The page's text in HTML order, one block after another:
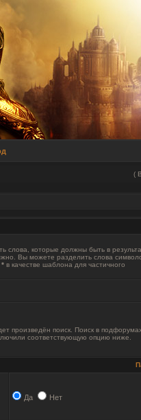
(
слова, которые должны быть в
Вы можете разделить слова
* в качестве шаблона для частичного
произведён поиск. Поиск в
соответствующую опцию ниже.
Да Нет